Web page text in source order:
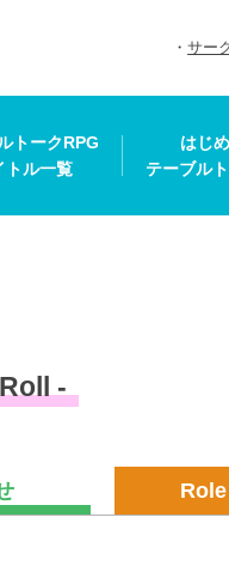
サー
トークRPG
トル一覧
はじ
テーブル
-
Role